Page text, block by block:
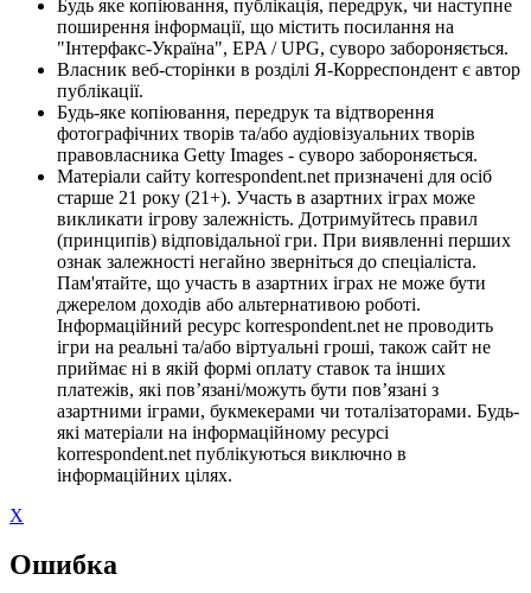
Будь яке копіювання, публікація, передрук, чи наступне
поширення інформації, що містить посилання на
"Інтерфакс-Україна", EPA / UPG, суворо забороняється.
Власник веб-сторінки в розділі Я-Корреспондент є автор
публікації.
Будь-яке копіювання, передрук та відтворення
фотографічних творів та/або аудіовізуальних творів
правовласника Getty Images - суворо забороняється.
Матеріали сайту korrespondent.net призначені для осіб
старше 21 року (21+). Участь в азартних іграх може
викликати ігрову залежність. Дотримуйтесь правил
(принципів) відповідальної гри. При виявленні перших
ознак залежності негайно зверніться до спеціаліста.
Пам'ятайте, що участь в азартних іграх не може бути
джерелом доходів або альтернативою роботі.
Інформаційний ресурс korrespondent.net не проводить
ігри на реальні та/або віртуальні гроші, також сайт не
приймає ні в якій формі оплату ставок та інших
платежів, які пов’язані/можуть бути пов’язані з
азартними іграми, букмекерами чи тоталізаторами. Будь-
які матеріали на інформаційному ресурсі
korrespondent.net публікуються виключно в
інформаційних цілях.
X
Ошибка